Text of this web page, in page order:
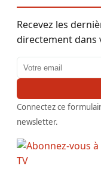
Recevez les
directement dans
Adresse email
Connectez ce
newsletter.